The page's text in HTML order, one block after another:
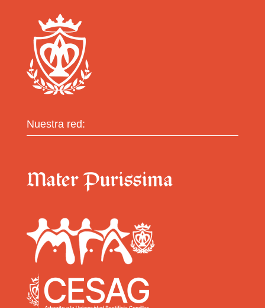
Nuestra red: